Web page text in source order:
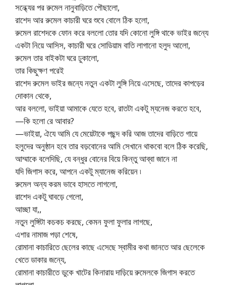
সন্ধ্যের পর রুমেল নানুবাড়িতে পৌছালো,
রাশেদ আর রুমেল কাচারী ঘরে শুবে বোলে ঠিক হলো,
রুমেল রাশেদকে ফোন করে বললো তোর যদি কোনো লুঙ্গি থাকে ভাইর জন্যে
একটা নিয়ে আসিস, কাচারী ঘরে সোডিয়াম বাতি লাগানো হলুদ আলো,
রুমেল তার বাইকটা ঘরে ঢুকালো,
তার কিছুক্ষণ পরেই
রাশেদ রুমেল ভাইর জন্যে নতুন একটা লুঙ্গি নিয়ে এসেছে, তাদের কাপড়ের
দোকান থেকে,
আর বললো, ভাইয়া আমাকে যেতে হবে, রাতটা একটু ম্যনেজ করতে হবে,
—কি হলো রে আবার?
—ভাইয়া, ঐযে আমি যে মেয়েটাকে পছন্দ করি আজ তাদের বাড়িতে গায়ে
হলুদের অনুষ্ঠান হবে তার বড়বোনের আমি সেখানে থাকবো বলে ঠিক করেছি,
আম্মাকে বলেদিছি, যে বন্ধুর বোনের বিয়ে কিন্তু আব্বা জানে না
যদি জিগাস করে, আপনে একটু ম্যানেজ করিয়েন ৷
রুমেল অন্য করম ভাবে হাসতে লাগলো,
রাশেদ একটু ঘাবড়ে গেলো,
আচ্ছা যা,,
নতুন লুঙ্গিটা কচকচ করছে, কেমন ফুলা ফুলার লাগছে,
এশার নামাজ পড়া শেষে,
রোমানা কাচারিতে ছেলের কাছে এসেছে স্বামীর কথা জানতে আর ছেলেকে
খেতে ডাকার জন্যে,
রোমানা কাচারীতে ডুকে খাটের কিনারায় দাড়িয়ে রুমেলকে জিগাস করতে